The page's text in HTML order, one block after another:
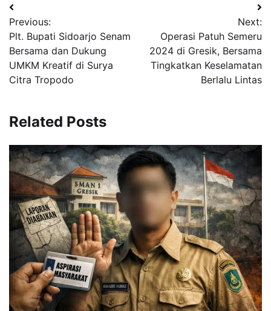
Navigasi
pos
Previous:
Plt. Bupati Sidoarjo Senam
Bersama dan Dukung
UMKM Kreatif di Surya
Citra Tropodo
Next:
Operasi Patuh Semeru
2024 di Gresik, Bersama
Tingkatkan Keselamatan
Berlalu Lintas
Related Posts